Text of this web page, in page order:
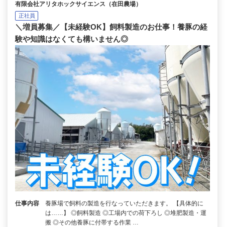
有限会社アリタホックサイエンス（在田農場）
正社員
＼増員募集／【未経験OK】飼料製造のお仕事！養豚の経
験や知識はなくても構いません◎
仕事内容
養豚場で飼料の製造を行なっていただきます。 【具体的に
は……】 ◎飼料製造 ◎工場内での荷下ろし ◎堆肥製造・運
搬 ◎その他養豚に付帯する作業 …